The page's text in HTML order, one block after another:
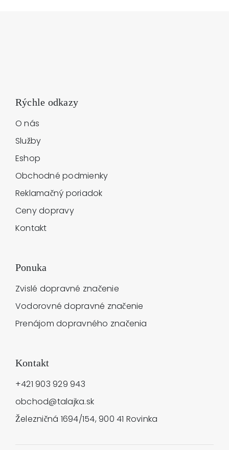
Rýchle odkazy
O nás
Služby
Eshop
Obchodné podmienky
Reklamačný poriadok
Ceny dopravy
Kontakt
Ponuka
Zvislé dopravné značenie
Vodorovné dopravné značenie
Prenájom dopravného značenia
Kontakt
+421 903 929 943
obchod@talajka.sk
Železničná 1694/154, 900 41 Rovinka